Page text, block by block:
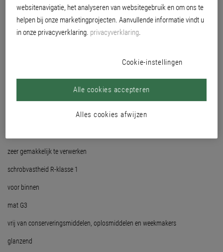
bestand tegen desinfectiemiddelen overeenkomstig testrapport
moeilijk ontvlambaar B1 volgens DIN 4102 in systeemopbouw met
CreaGlasweefsel en Relief 3490
zeer gemakkelijk te verwerken
schrobvastheid R-klasse 1
voor binnen
mat G3
vrij van conserveringsmiddelen, oplosmiddelen en weekmakers
glanzend
websitenavigatie, het analyseren van websitegebruik en om ons te
helpen bij onze marketingprojecten. Aanvullende informatie vindt u
in onze privacyverklaring. privacyverklaring.
Cookie-instellingen
Alles cookies afwijzen
Alle cookies accepteren